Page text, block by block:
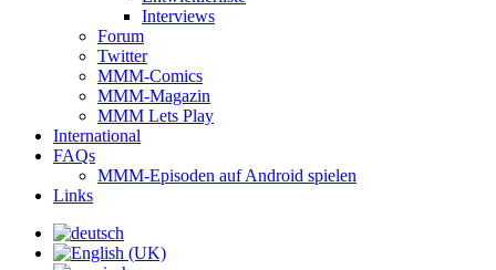
Interviews
Forum
Twitter
MMM-Comics
MMM-Magazin
MMM Lets Play
International
FAQs
MMM-Episoden auf Android spielen
Links